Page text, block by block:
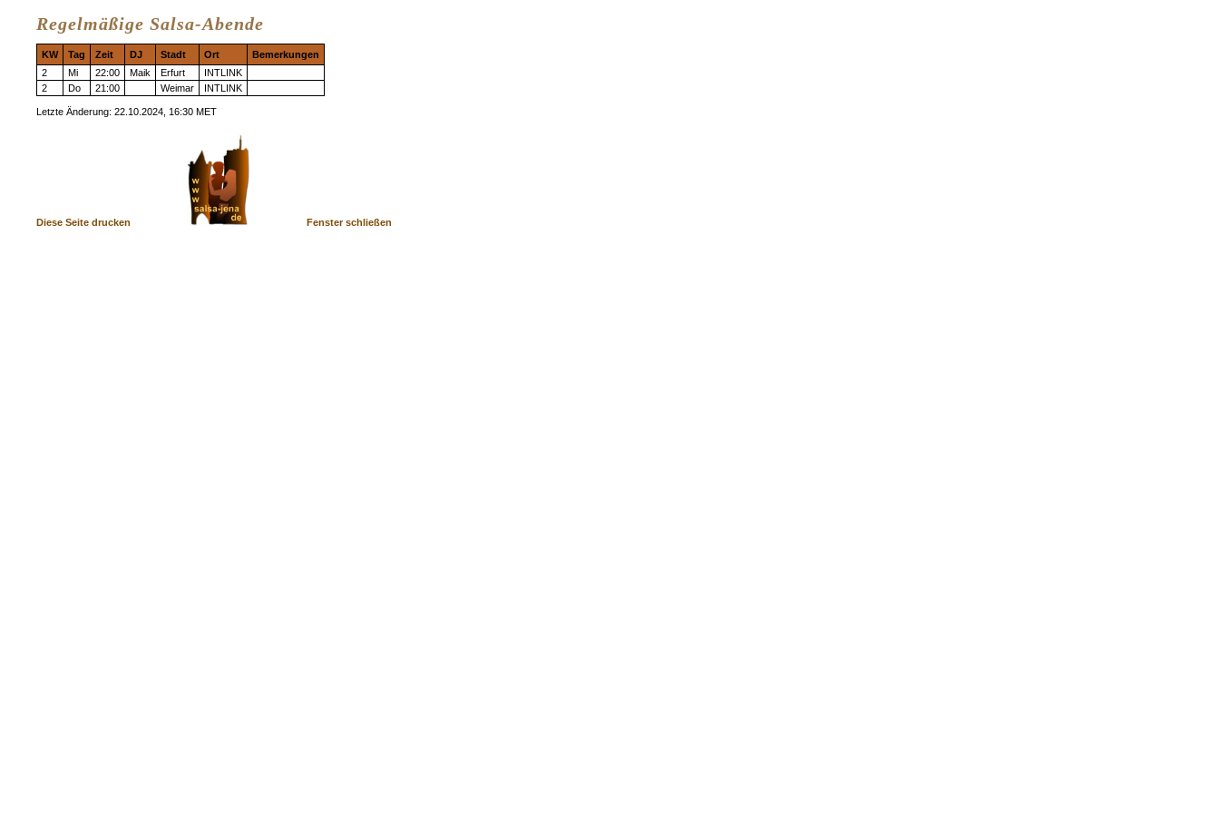
Regelmäßige Salsa-Abende
KW Tag Zeit DJ Stadt Ort
Bemerkungen
2
Mi 22:00 Maik Erfurt
INTLINK
2
Do 21:00 Weimar INTLINK
Letzte Änderung: 22.10.2024, 16:30 MET
Diese Seite drucken Fenster schließen